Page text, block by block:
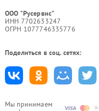
Мы принимаем
ООО "Русервис"
ИНН 7702633247
ОГРН 1077746335776
Поделиться в соц. сетях: